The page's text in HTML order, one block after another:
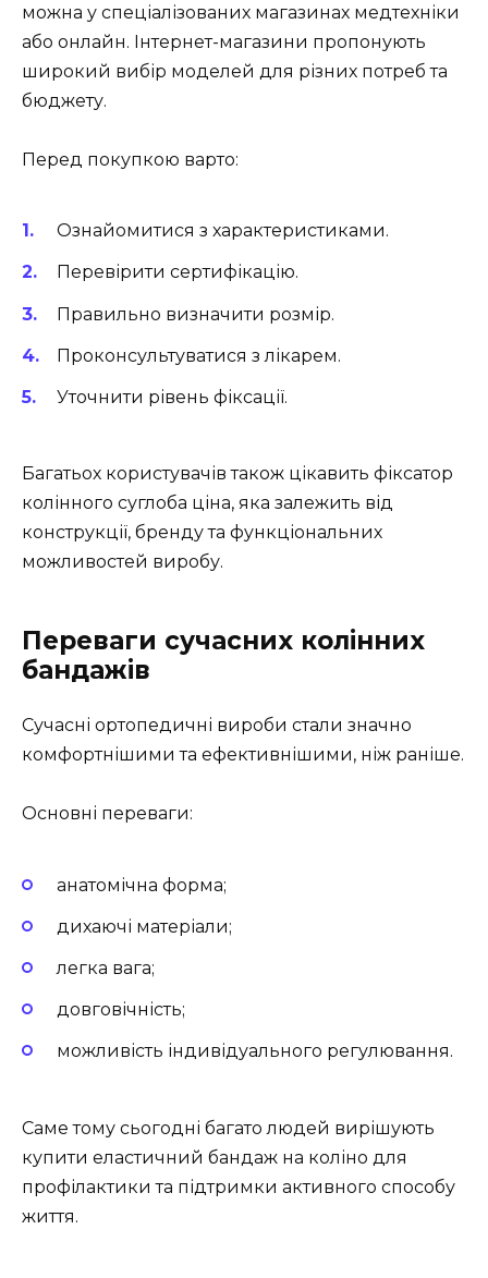
можна у спеціалізованих магазинах медтехніки
або онлайн. Інтернет-магазини пропонують
широкий вибір моделей для різних потреб та
бюджету.
Перед покупкою варто:
Ознайомитися з характеристиками.
Перевірити сертифікацію.
Правильно визначити розмір.
Проконсультуватися з лікарем.
Уточнити рівень фіксації.
Багатьох користувачів також цікавить фіксатор
колінного суглоба ціна, яка залежить від
конструкції, бренду та функціональних
можливостей виробу.
Переваги сучасних колінних
бандажів
Сучасні ортопедичні вироби стали значно
комфортнішими та ефективнішими, ніж раніше.
Основні переваги:
анатомічна форма;
дихаючі матеріали;
легка вага;
довговічність;
можливість індивідуального регулювання.
Саме тому сьогодні багато людей вирішують
купити еластичний бандаж на коліно для
профілактики та підтримки активного способу
життя.